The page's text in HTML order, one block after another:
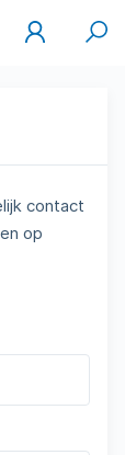
Mijn
WMD
Zoek
contact
op